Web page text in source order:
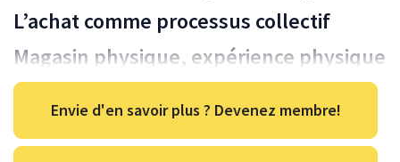
L’achat comme processus collectif
Magasin physique, expérience physique
Envie d'en savoir plus ? Devenez membre!